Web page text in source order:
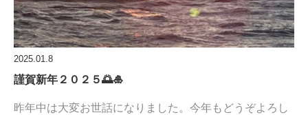
2025.01.8
謹賀新年２０２５🌅🎍
昨年中は大変お世話になりました。今年もどうぞよろし